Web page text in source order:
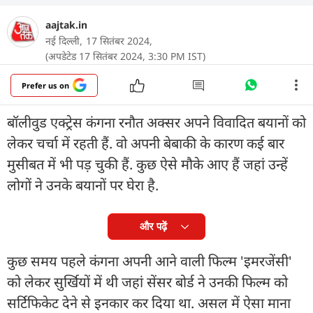
aajtak.in
नई दिल्ली, 17 सितंबर 2024,
(अपडेटेड 17 सितंबर 2024, 3:30 PM IST)
Prefer us on
बॉलीवुड एक्ट्रेस कंगना रनौत अक्सर अपने विवादित बयानों को
लेकर चर्चा में रहती हैं. वो अपनी बेबाकी के कारण कई बार
मुसीबत में भी पड़ चुकी हैं. कुछ ऐसे मौके आए हैं जहां उन्हें
लोगों ने उनके बयानों पर घेरा है.
और पढ़ें
कुछ समय पहले कंगना अपनी आने वाली फिल्म 'इमरजेंसी'
को लेकर सुर्खियों में थी जहां सेंसर बोर्ड ने उनकी फिल्म को
सर्टिफिकेट देने से इनकार कर दिया था. असल में ऐसा माना